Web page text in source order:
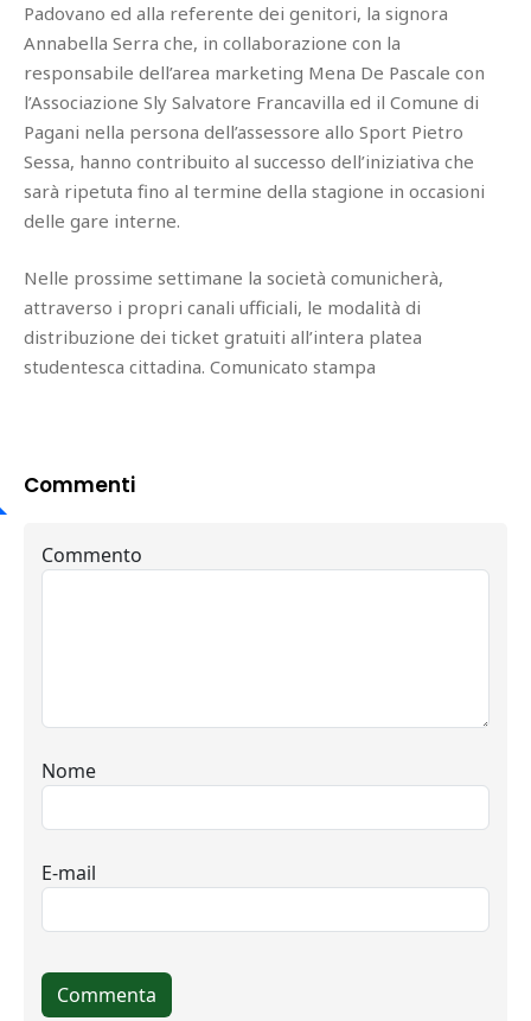
Padovano ed alla referente dei genitori, la signora
Annabella Serra che, in collaborazione con la
responsabile dell’area marketing Mena De Pascale con
l’Associazione Sly Salvatore Francavilla ed il Comune di
Pagani nella persona dell’assessore allo Sport Pietro
Sessa, hanno contribuito al successo dell’iniziativa che
sarà ripetuta fino al termine della stagione in occasioni
delle gare interne.
Nelle prossime settimane la società comunicherà,
attraverso i propri canali ufficiali, le modalità di
distribuzione dei ticket gratuiti all’intera platea
studentesca cittadina. Comunicato stampa
Commenti